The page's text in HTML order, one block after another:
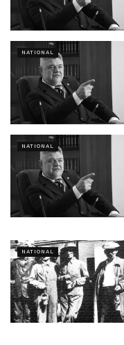
furnizori fără a-ți face
„Fără offset,
România rămâne cu
și Germania rămân
industrială de înaltă
aproape 0%”!
ninel peia
NATIONAL
NATIONAL
NATIONAL